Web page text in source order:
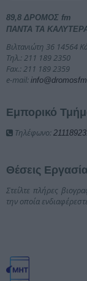
89,8 ΔΡΟΜΟΣ fm
ΠΑΝΤΑ ΤΑ
Βιλτανιώτη 36 14564
Τηλ.: 211 189 2350
Fax.: 211 189 2359
e-mail:
Εμπορικό
Τηλέφωνο:
Θέσεις
Στείλτε πλήρες
την οποία